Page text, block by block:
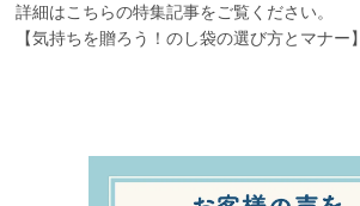
詳細はこちらの特集記事をご覧ください。
【気持ちを贈ろう！のし袋の選び方とマナー】